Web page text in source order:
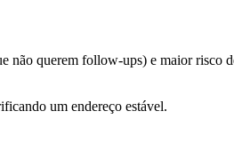
não querem follow-ups) e maior risco
um endereço estável.